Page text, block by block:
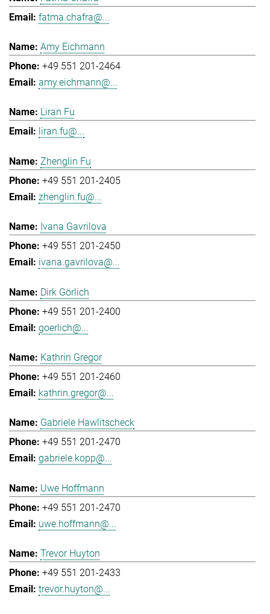
fatma.chafra@...
Amy Eichmann
+49 551 201-2464
amy.eichmann@...
Liran Fu
liran.fu@...
Zhenglin Fu
+49 551 201-2405
zhenglin.fu@...
Ivana Gavrilova
+49 551 201-2450
ivana.gavrilova@...
Dirk Görlich
+49 551 201-2400
goerlich@...
Kathrin Gregor
+49 551 201-2460
kathrin.gregor@...
Gabriele Hawlitscheck
+49 551 201-2470
gabriele.kopp@...
Uwe Hoffmann
+49 551 201-2470
uwe.hoffmann@...
Trevor Huyton
+49 551 201-2433
trevor.huyton@...